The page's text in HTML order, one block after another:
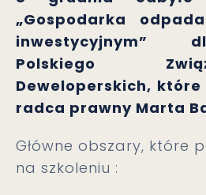
„Gospodarka
inwestycyjnym”
Polskiego
Deweloperskich,
radca prawny Marta
Główne obszary, które
na szkoleniu :